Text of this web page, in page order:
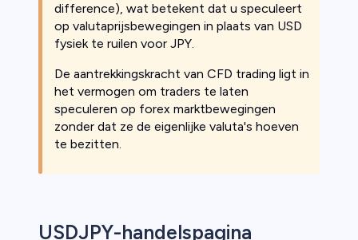
difference), wat betekent dat u speculeert
op valutaprijsbewegingen in plaats van USD
fysiek te ruilen voor JPY.
De aantrekkingskracht van CFD trading ligt in
het vermogen om traders te laten
speculeren op forex marktbewegingen
zonder dat ze de eigenlijke valuta's hoeven
te bezitten.
USDJPY-handelspagina